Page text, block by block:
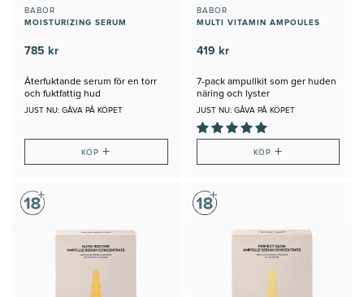
BABOR
MOISTURIZING SERUM
785 kr
Återfuktande serum för en torr
och fuktfattig hud
JUST NU: GÅVA PÅ KÖPET
KÖP+
BABOR
MULTI VITAMIN AMPOULES
419 kr
7-pack ampullkit som ger huden
näring och lyster
JUST NU: GÅVA PÅ KÖPET
KÖP +